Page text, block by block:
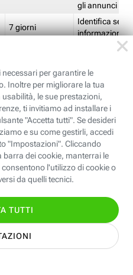
gli annunci
7 giorni
Identifica se
informazioni
Limite di
1 giorno
Identifica se
ricontrollare
corrispondenti
(impostata da
14 giorni
Identifica se
ricontrollare
corrispondenti
(impostata da
pagine
7 giorni
Identifica la
banner
Identifica la